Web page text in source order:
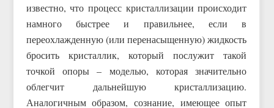
известно, что процесс кристаллизации происходит
намного быстрее и правильнее, если в
переохлажденную (или перенасыщенную) жидкость
бросить кристаллик, который послужит такой
точкой опоры – моделью, которая значительно
облегчит дальнейшую кристаллизацию.
Аналогичным образом, сознание, имеющее опыт